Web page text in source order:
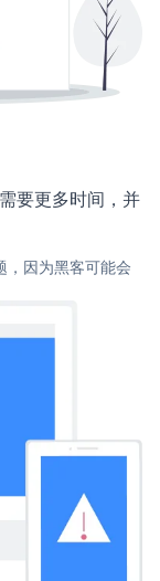
要更多时间，并
，因为黑客可能会